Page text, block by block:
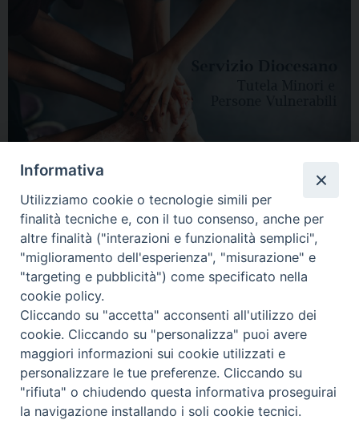
HOME DIOCESI VESCOVO CURIA VESCOVILE NEWS
APPUNTAMENTI CONTATTI SERVIZIO ANTENATI
Copyright © 2018 - 2021Diocesi di Adria Rovigo.All Rights Reserved.
Informativa
Utilizziamo cookie o tecnologie simili per
finalità tecniche e, con il tuo consenso, anche per
altre finalità ("interazioni e funzionalità semplici",
"miglioramento dell'esperienza", "misurazione" e
"targeting e pubblicità") come specificato nella
cookie policy.
Cliccando su "accetta" acconsenti all'utilizzo dei
cookie. Cliccando su "personalizza" puoi avere
maggiori informazioni sui cookie utilizzati e
personalizzare le tue preferenze. Cliccando su
"rifiuta" o chiudendo questa informativa proseguirai
la navigazione installando i soli cookie tecnici.